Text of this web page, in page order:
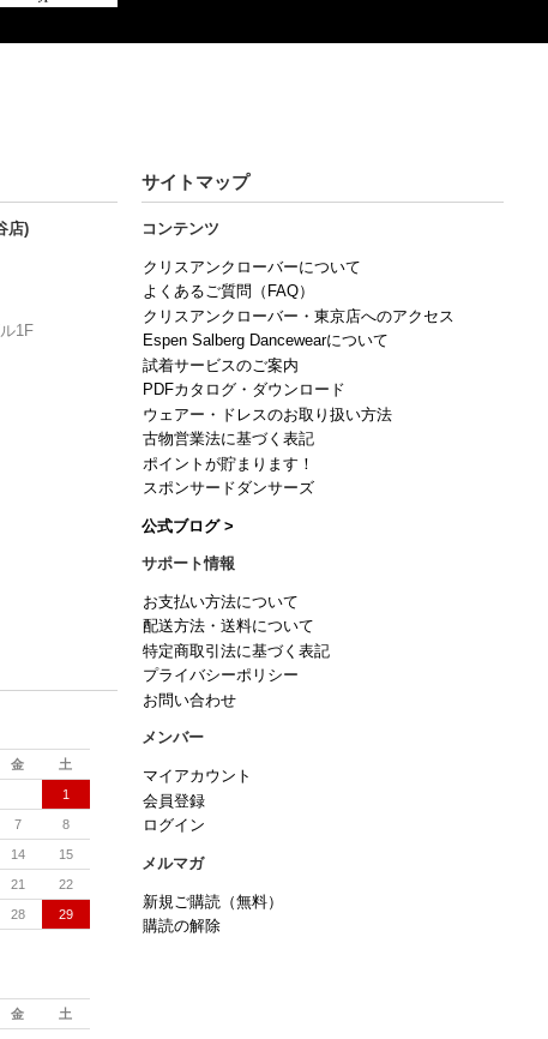
店)
1F
金 土
1
7 8
14 15
21 22
28 29
金 土
サイトマップ
コンテンツ
クリスアンクローバーについて
よくあるご質問（FAQ）
クリスアンクローバー・東京店へのアクセス
Espen Salberg Dancewearについて
試着サービスのご案内
PDFカタログ・ダウンロード
ウェアー・ドレスのお取り扱い方法
古物営業法に基づく表記
ポイントが貯まります！
スポンサードダンサーズ
公式ブログ >
サポート情報
お支払い方法について
配送方法・送料について
特定商取引法に基づく表記
プライバシーポリシー
お問い合わせ
メンバー
マイアカウント
会員登録
ログイン
メルマガ
新規ご購読（無料）
購読の解除